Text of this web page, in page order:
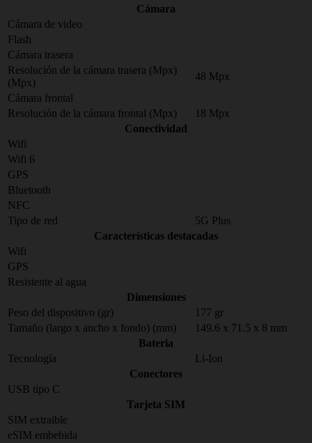
Cámara
Cámara de video
Flash
Cámara trasera
Resolución de la cámara trasera (Mpx)
(Mpx)
48 Mpx
Cámara frontal
Resolución de la cámara frontal (Mpx)
18 Mpx
Conectividad
Wifi
Wifi 6
GPS
Bluetooth
NFC
Tipo de red
5G Plus
Características destacadas
Wifi
GPS
Resistente al agua
Dimensiones
Peso del dispositivo (gr)
177 gr
Tamaño (largo x ancho x fondo) (mm)
149.6 x 71.5 x 8 mm
Bateria
Tecnología
Li-Ion
Conectores
USB tipo C
Tarjeta SIM
SIM extraible
eSIM embebida